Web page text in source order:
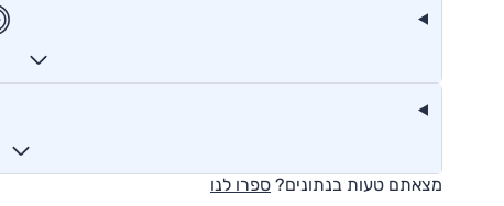
מצאתם טעות בנתונים? ספרו לנו